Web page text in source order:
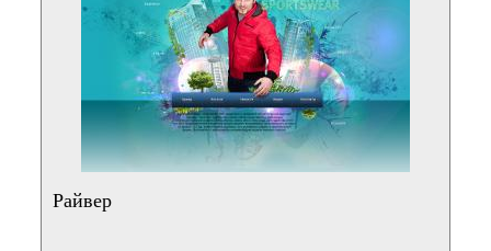
Райвер